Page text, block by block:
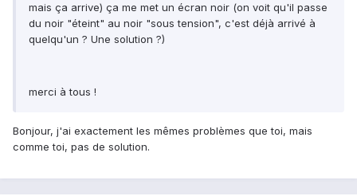
mais ça arrive) ça me met un écran noir (on voit qu'il passe
du noir "éteint" au noir "sous tension", c'est déjà arrivé à
quelqu'un ? Une solution ?)
merci à tous !
Bonjour, j'ai exactement les mêmes problèmes que toi, mais
comme toi, pas de solution.